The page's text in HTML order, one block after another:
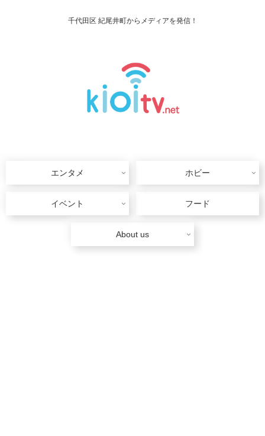
千代田区 紀尾井町からメディアを発信！
エンタメ ホビー
イベント フード
About us